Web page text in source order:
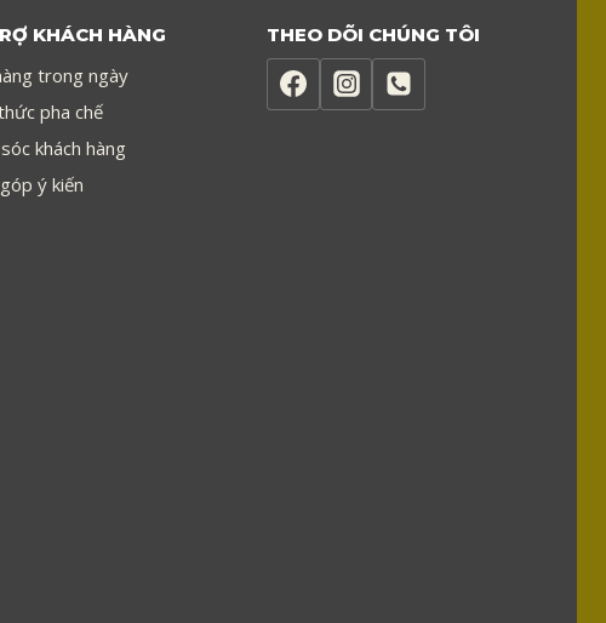
KHÁCH HÀNG
trong ngày
pha chế
khách hàng
ý kiến
THEO DÕI CHÚNG TÔI